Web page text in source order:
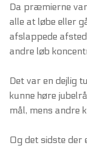
Da præmierne
alle at løbe eller
afslappede
andre løb
Det var en dejlig
kunne høre
mål, mens andre
Og det sidste der